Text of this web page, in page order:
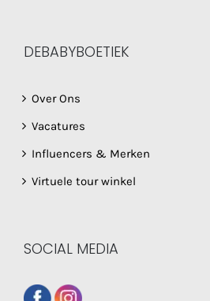
DEBABYBOETIEK
Over Ons
Vacatures
Influencers & Merken
Virtuele tour winkel
SOCIAL MEDIA